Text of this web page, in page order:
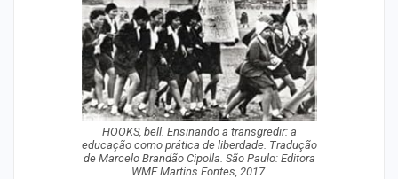
HOOKS, bell. Ensinando a transgredir: a
educação como prática de liberdade. Tradução
de Marcelo Brandão Cipolla. São Paulo: Editora
WMF Martins Fontes, 2017.